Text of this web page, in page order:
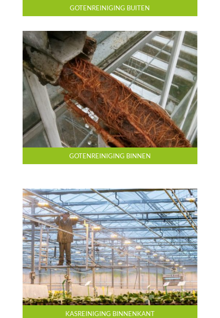
GOTENREINIGING BUITEN
GOTENREINIGING BINNEN
KASREINIGING BINNENKANT